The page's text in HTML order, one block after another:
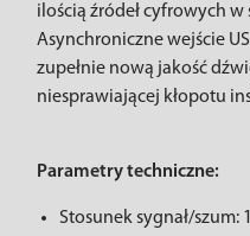
ilością źródeł cyfrowych
Asynchroniczne wejście
zupełnie nową jakość
niesprawiającej kłopotu
Parametry techniczne:
Stosunek sygnał/szum: